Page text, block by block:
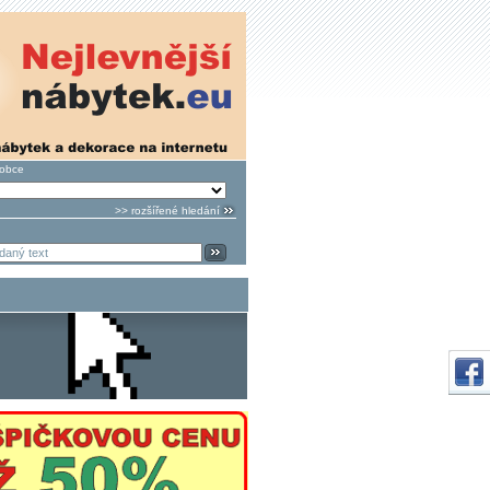
>> rozšířené hledání